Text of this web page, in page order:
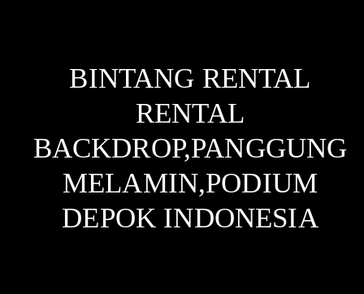
BINTANG RENTAL
RENTAL
BACKDROP,PANGGUNG
MELAMIN,PODIUM
DEPOK INDONESIA